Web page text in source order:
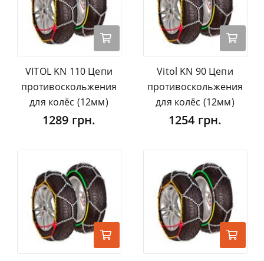
VITOL KN 110 Цепи
противоскольжения
для колёс (12мм)
1289 грн.
Vitol KN 90 Цепи
противоскольжения
для колёс (12мм)
1254 грн.